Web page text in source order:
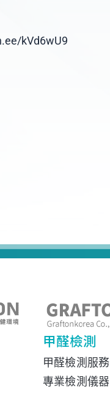
kVd6wU9
甲醛檢測
甲醛檢測服務
專業檢測儀器